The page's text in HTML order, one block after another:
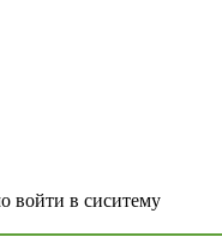
войти в сиситему